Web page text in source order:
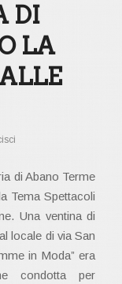
DI
LA
di Abano Terme
Tema Spettacoli
Una ventina di
locale di via San
in Moda” era
condotta per